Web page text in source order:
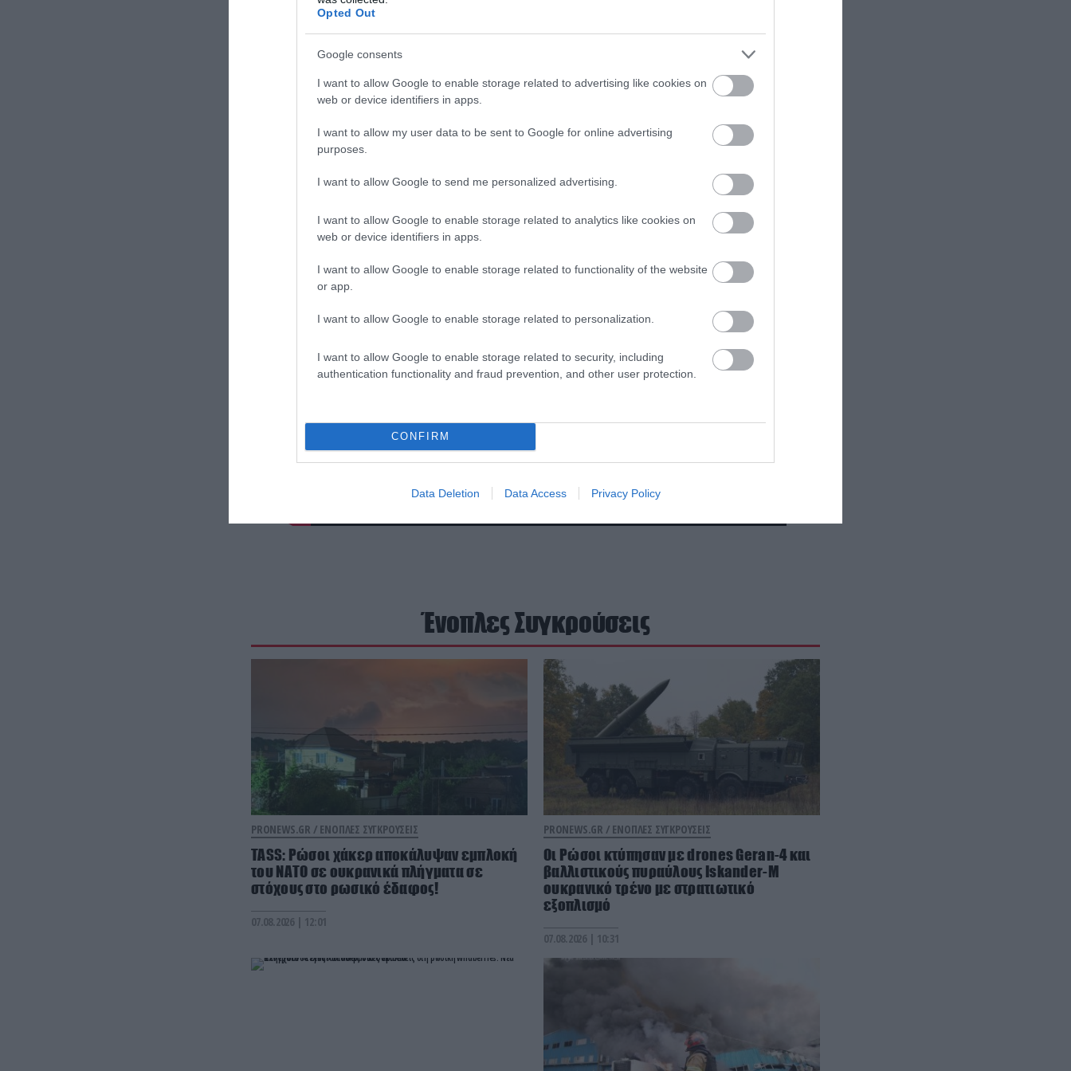
Opted Out
Google consents
I want to allow Google to enable storage related to advertising like cookies on
web or device identifiers in apps.
I want to allow my user data to be sent to Google for online advertising
purposes.
I want to allow Google to send me personalized advertising.
I want to allow Google to enable storage related to analytics like cookies on
web or device identifiers in apps.
I want to allow Google to enable storage related to functionality of the website
or app.
I want to allow Google to enable storage related to personalization.
I want to allow Google to enable storage related to security, including
authentication functionality and fraud prevention, and other user protection.
CONFIRM
Data Deletion Data Access Privacy Policy
Ακολουθήστε το
στο Google News και μάθετε
TAGS: ΛΒΙΒ ΟΥΚΡΑΝΙΑ ΡΩΣΙΑ
Telegram
Ένοπλες Συγκρούσεις
PRONEWS.GR / ΕΝΟΠΛΕΣ ΣΥΓΚΡΟΥΣΕΙΣ
TASS: Ρώσοι χάκερ αποκάλυψαν εμπλοκή
του ΝΑΤΟ σε ουκρανικά πλήγματα σε
στόχους στο ρωσικό έδαφος!
07.08.2026 | 12:01
PRONEWS.GR / ΕΝΟΠΛΕΣ ΣΥΓΚΡΟΥΣΕΙΣ
Οι Ρώσοι κτύπησαν με drones Geran-4 και
βαλλιστικούς πυραύλους Iskander-M
ουκρανικό τρένο με στρατιωτικό
εξοπλισμό
07.08.2026 | 10:31